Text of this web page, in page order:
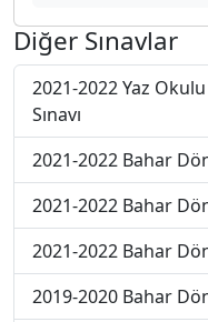
Diğer Sınavlar
2021-2022 Yaz
Sınavı
2021-2022 Bahar
2021-2022 Bahar
2021-2022 Bahar
2019-2020 Bahar